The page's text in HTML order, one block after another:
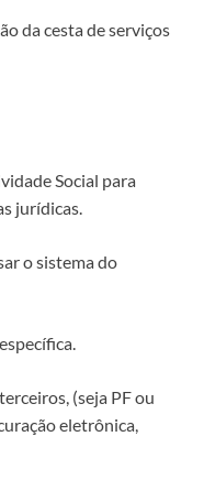
da cesta de serviços
Social para
jurídicas.
o sistema do
(seja PF ou
eletrônica,